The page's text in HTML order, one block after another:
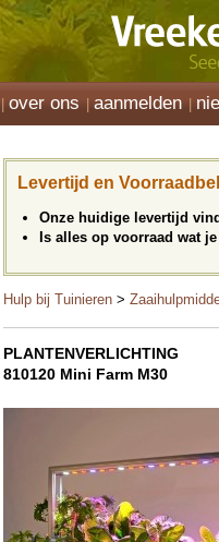
over ons aanmelden
Levertijd en
Onze huidige levertijd
Is alles op voorraad wat
Hulp bij Tuinieren >
PLANTENVERLICHTING
810120 Mini Farm M30